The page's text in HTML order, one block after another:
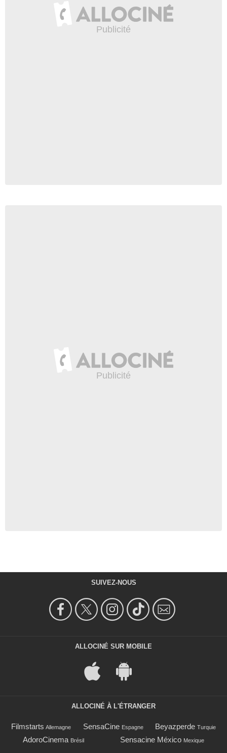
SUIVEZ-NOUS
ALLOCINÉ SUR MOBILE
ALLOCINÉ À L'ÉTRANGER
Filmstarts Allemagne SensaCine Espagne Beyazperde Turquie
AdoroCinema Brésil Sensacine México Mexique